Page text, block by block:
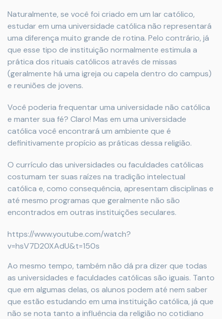
Naturalmente, se você foi criado em um lar católico,
estudar em uma universidade católica não representará
uma diferença muito grande de rotina. Pelo contrário, já
que esse tipo de instituição normalmente estimula a
prática dos rituais católicos através de missas
(geralmente há uma igreja ou capela dentro do campus)
e reuniões de jovens.
Você poderia frequentar uma universidade não católica
e manter sua fé? Claro! Mas em uma universidade
católica você encontrará um ambiente que é
definitivamente propício as práticas dessa religião.
O currículo das universidades ou faculdades católicas
costumam ter suas raízes na tradição intelectual
católica e, como consequência, apresentam disciplinas e
até mesmo programas que geralmente não são
encontrados em outras instituições seculares.
https://www.youtube.com/watch?
v=hsV7D20XAdU&t=150s
Ao mesmo tempo, também não dá pra dizer que todas
as universidades e faculdades católicas são iguais. Tanto
que em algumas delas, os alunos podem até nem saber
que estão estudando em uma instituição católica, já que
não se nota tanto a influência da religião no cotidiano